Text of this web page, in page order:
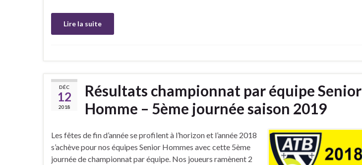
Lire la suite
DÉC
12
2018
Résultats championnat par équipe Senior
Homme – 5ème journée saison 2019
Les fêtes de fin d’année se profilent à l’horizon et l’année 2018
s’achève pour nos équipes Senior Hommes avec cette 5ème
journée de championnat par équipe. Nos joueurs ramènent 2